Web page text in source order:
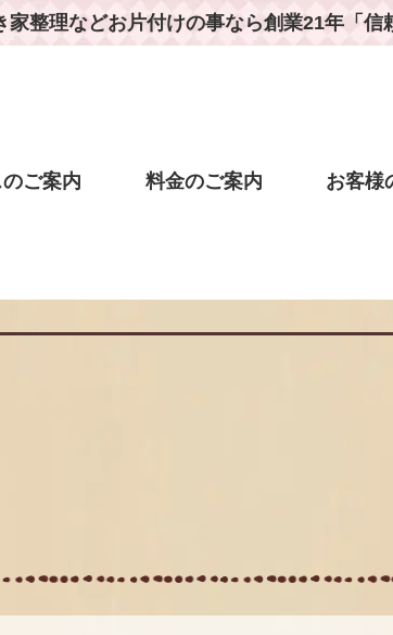
整理などお片付けの事なら創業21年「信
ご案内 料金のご案内 お客様